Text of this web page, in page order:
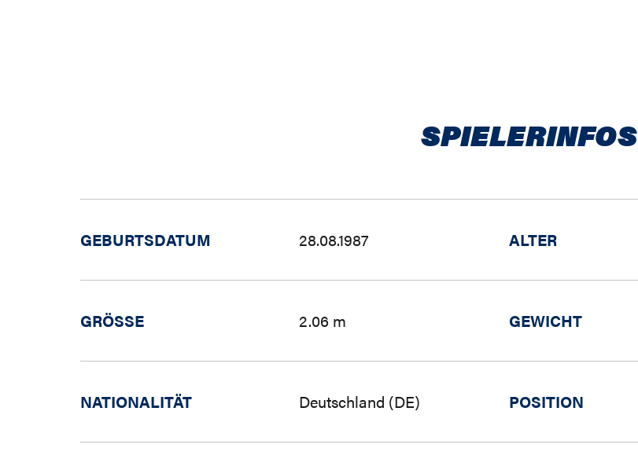
SPIELERINFOS
GEBURTSDATUM 28.08.1987 ALTER
GRÖSSE 2.06 m GEWICHT
NATIONALITÄT Deutschland (DE) POSITION